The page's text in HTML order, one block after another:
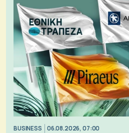
BUSINESS 06.08.2026, 07:00